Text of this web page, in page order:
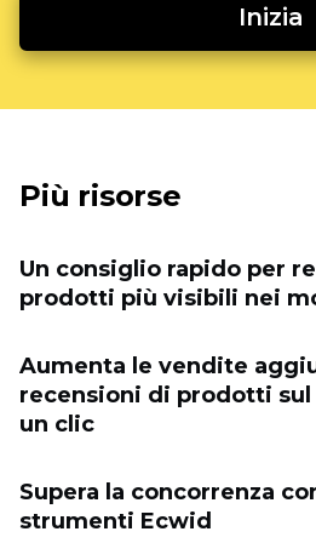
Inizia
Più risorse
Un consiglio rapido per
prodotti più visibili nei
Aumenta le vendite
recensioni di prodotti
un clic
Supera la concorrenza
strumenti Ecwid